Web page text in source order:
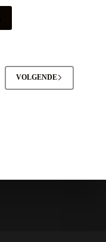
VOLGENDE